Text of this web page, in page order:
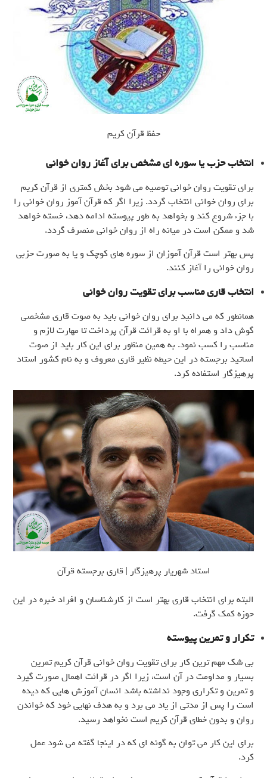
حفظ قرآن کریم
انتخاب حزب یا سوره ای مشخص برای آغاز روان خوانی
برای تقویت روان خوانی توصیه می شود بخش کمتری از قرآن کریم
برای روان خوانی انتخاب گردد. زیرا اگر که قرآن آموز روان خوانی را
با جزء شروع کند و بخواهد به طور پیوسته ادامه دهد، خسته خواهد
شد و ممکن است در میانه راه از روان خوانی منصرف گردد.
پس بهتر است قرآن آموزان از سوره های کوچک و یا به صورت حزبی
روان خوانی را آغاز کنند.
انتخاب قاری مناسب برای تقویت روان خوانی
همانطور که می دانید برای روان خوانی باید به صوت قاری مشخصی
گوش داد و همراه با او به قرائت قرآن پرداخت تا مهارت لازم و
مناسب را کسب نمود. به همین منظور برای این کار باید از صوت
اساتید برجسته در این حیطه نظیر قاری معروف و به نام کشور استاد
پرهیزگار استفاده کرد.
استاد شهريار پرهيزگار | قاري برجسته قرآن
البته برای انتخاب قاری بهتر است از کارشناسان و افراد خبره در این
حوزه کمک گرفت.
تکرار و تمرین پیوسته
بی شک مهم ترین کار برای تقویت روان خوانی قرآن کریم تمرین
بسیار و مداومت در آن است، زیرا اگر در قرائت اهمال صورت گیرد
و تمرین و تکراری وجود نداشته باشد انسان آموزش هایی که دیده
است را پس از مدتی از یاد می برد و به هدف نهایی خود که خواندن
روان و بدون خطای قرآن کریم است نخواهد رسید.
برای این کار می توان به گونه ای که در اینجا گفته می شود عمل
کرد.